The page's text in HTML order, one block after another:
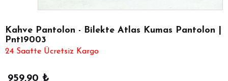
Kahve Pantolon - Bilekte Atlas Kumas Pantolon |
Pnt19003
24 Saatte Ücretsiz Kargo
959,90 ₺